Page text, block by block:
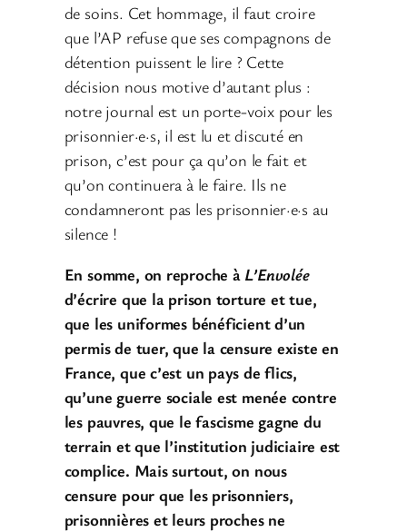
de soins. Cet hommage, il faut croire
que l’AP refuse que ses compagnons de
détention puissent le lire ? Cette
décision nous motive d’autant plus :
notre journal est un porte-voix pour les
prisonnier·e·s, il est lu et discuté en
prison, c’est pour ça qu’on le fait et
qu’on continuera à le faire. Ils ne
condamneront pas les prisonnier·e·s au
silence !
En somme, on reproche à L’Envolée
d’écrire que la prison torture et tue,
que les uniformes bénéficient d’un
permis de tuer, que la censure existe en
France, que c’est un pays de flics,
qu’une guerre sociale est menée contre
les pauvres, que le fascisme gagne du
terrain et que l’institution judiciaire est
complice. Mais surtout, on nous
censure pour que les prisonniers,
prisonnières et leurs proches ne